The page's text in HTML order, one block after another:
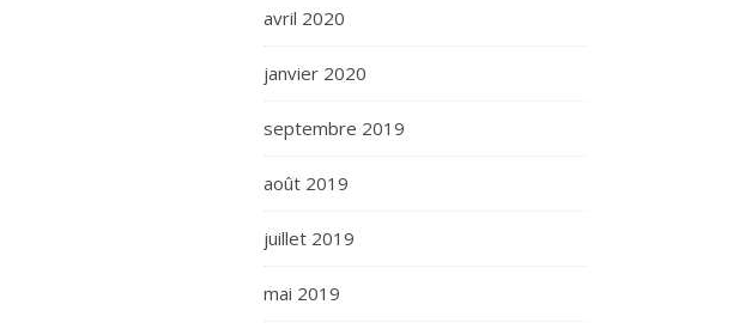
avril 2020
janvier 2020
septembre 2019
août 2019
juillet 2019
mai 2019